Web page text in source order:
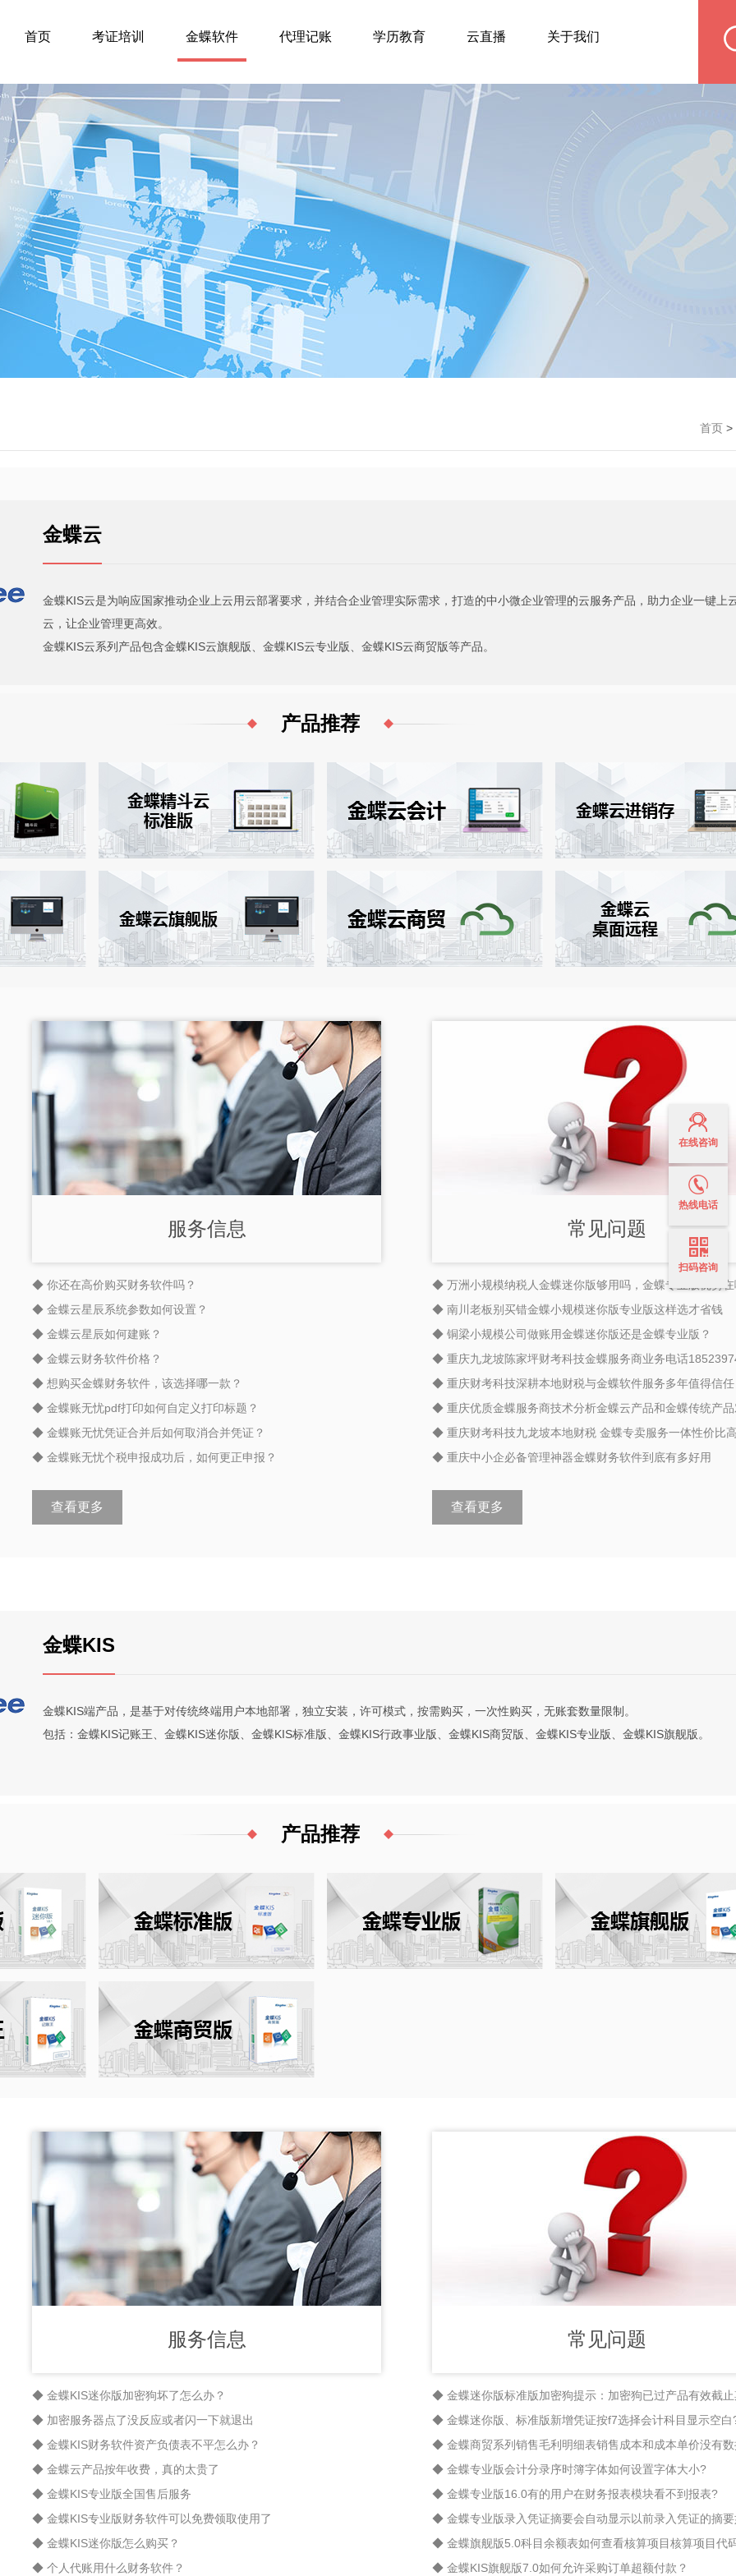
首页 考证培训 金蝶软件 代理记账 学历教育 云直播 关于我们
首页 >
金蝶云
金蝶KIS云是为响应国家推动企业上云用云部署要求，并结合企业管理实际需求，打造的中小微企业管理的云服务产品，助力企业一键上
云，让企业管理更高效。
金蝶KIS云系列产品包含金蝶KIS云旗舰版、金蝶KIS云专业版、金蝶KIS云商贸版等产品。
产品推荐
服务信息
◆ 你还在高价购买财务软件吗？
◆ 金蝶云星辰系统参数如何设置？
◆ 金蝶云星辰如何建账？
◆ 金蝶云财务软件价格？
◆ 想购买金蝶财务软件，该选择哪一款？
◆ 金蝶账无忧pdf打印如何自定义打印标题？
◆ 金蝶账无忧凭证合并后如何取消合并凭证？
◆ 金蝶账无忧个税申报成功后，如何更正申报？
查看更多
常见问题
◆ 万洲小规模纳税人金蝶迷你版够用吗，金蝶专业版优势
◆ 南川老板别买错金蝶小规模迷你版专业版这样选才省钱
◆ 铜梁小规模公司做账用金蝶迷你版还是金蝶专业版？
◆ 重庆九龙坡陈家坪财考科技金蝶服务商业务电话
◆ 重庆财考科技深耕本地财税与金蝶软件服务多年值得信任
◆ 重庆优质金蝶服务商技术分析金蝶云产品和金蝶传统产
◆ 重庆财考科技九龙坡本地财税 金蝶专卖服务一体性价比
◆ 重庆中小企必备管理神器金蝶财务软件到底有多好用
查看更多
金蝶KIS
金蝶KIS端产品，是基于对传统终端用户本地部署，独立安装，许可模式，按需购买，一次性购买，无账套数量限制。
包括：金蝶KIS记账王、金蝶KIS迷你版、金蝶KIS标准版、金蝶KIS行政事业版、金蝶KIS商贸版、金蝶KIS专业版、金蝶KIS旗舰版。
产品推荐
服务信息
◆ 金蝶KIS迷你版加密狗坏了怎么办？
◆ 加密服务器点了没反应或者闪一下就退出
◆ 金蝶KIS财务软件资产负债表不平怎么办？
◆ 金蝶云产品按年收费，真的太贵了
◆ 金蝶KIS专业版全国售后服务
◆ 金蝶KIS专业版财务软件可以免费领取使用了
◆ 金蝶KIS迷你版怎么购买？
◆ 个人代账用什么财务软件？
常见问题
◆ 金蝶迷你版、标准版新增凭证按f7选择会计科目显示空白
◆ 金蝶商贸系列销售毛利明细表销售成本和成本单价没有
◆ 金蝶专业版会计分录序时簿字体如何设置字体大小?
◆ 金蝶专业版16.0有的用户在财务报表模块看不到报表?
◆ 金蝶旗舰版5.0科目余额表如何查看核算项目核算项目代
◆ 金蝶KIS旗舰版7.0如何允许采购订单超额付款？
在线咨询
热线电话
扫码咨询